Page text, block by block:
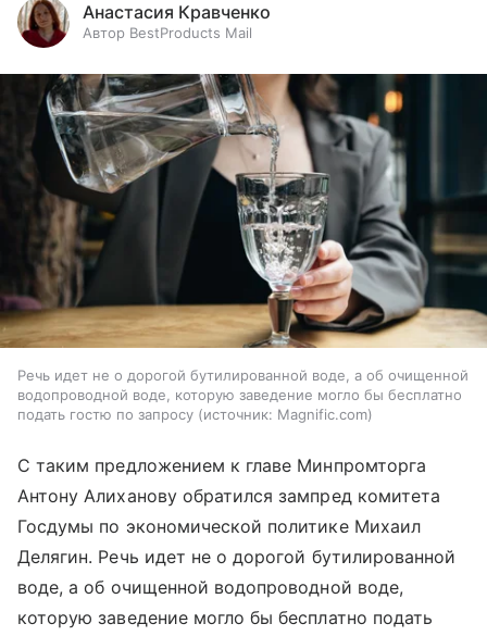
Анастасия Кравченко
Автор BestProducts Mail
Речь идет не о дорогой бутилированной воде, а об очищенной
водопроводной воде, которую заведение могло бы бесплатно
подать гостю по запросу
источник: Magnific.com
С таким предложением к главе Минпромторга
Антону Алиханову обратился зампред комитета
Госдумы по экономической политике Михаил
Делягин. Речь идет не о дорогой бутилированной
воде, а об очищенной водопроводной воде,
которую заведение могло бы бесплатно подать